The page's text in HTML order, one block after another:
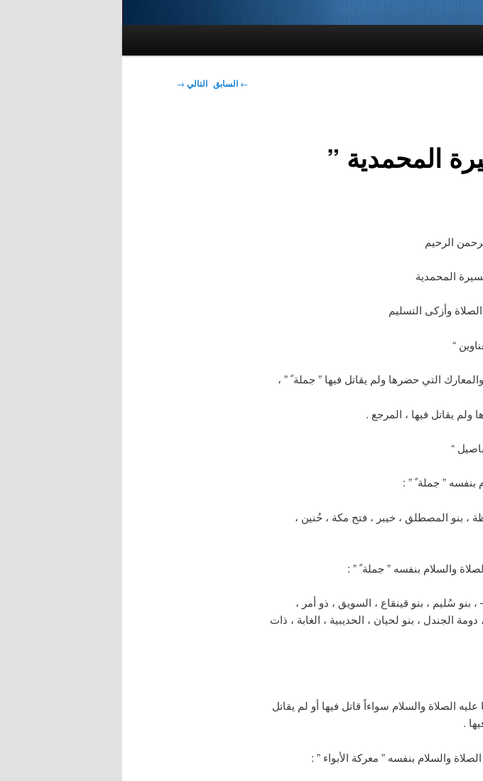
تصفّح
← السابق التالي →
المحمدية ”
الرحيم
المحمدية
وأزكى التسليم
“
التي حضرها ولم يقاتل فيها ” جملة ً ” ،
يقاتل فيها ، المرجع .
“
بنفسه ” جملة ً ” :
، بنو المصطلق ، خيبر ، فتح مكة ، حُنين ،
والسلام بنفسه ” جملة ً ” :
بنو سُليم ، بنو قينقاع ، السويق ، ذو أمر ،
الجندل ، بنو لحيان ، الحديبية ، الغابة ، ذات
الصلاة والسلام سواءاً قاتل فيها أو لم يقاتل
والسلام بنفسه ” معركة الأبواء ” :